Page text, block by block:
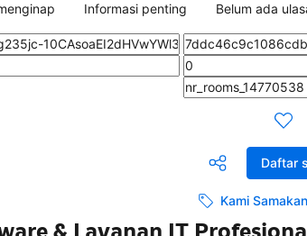
Informasi penting Belum ada
Daftar
Kami